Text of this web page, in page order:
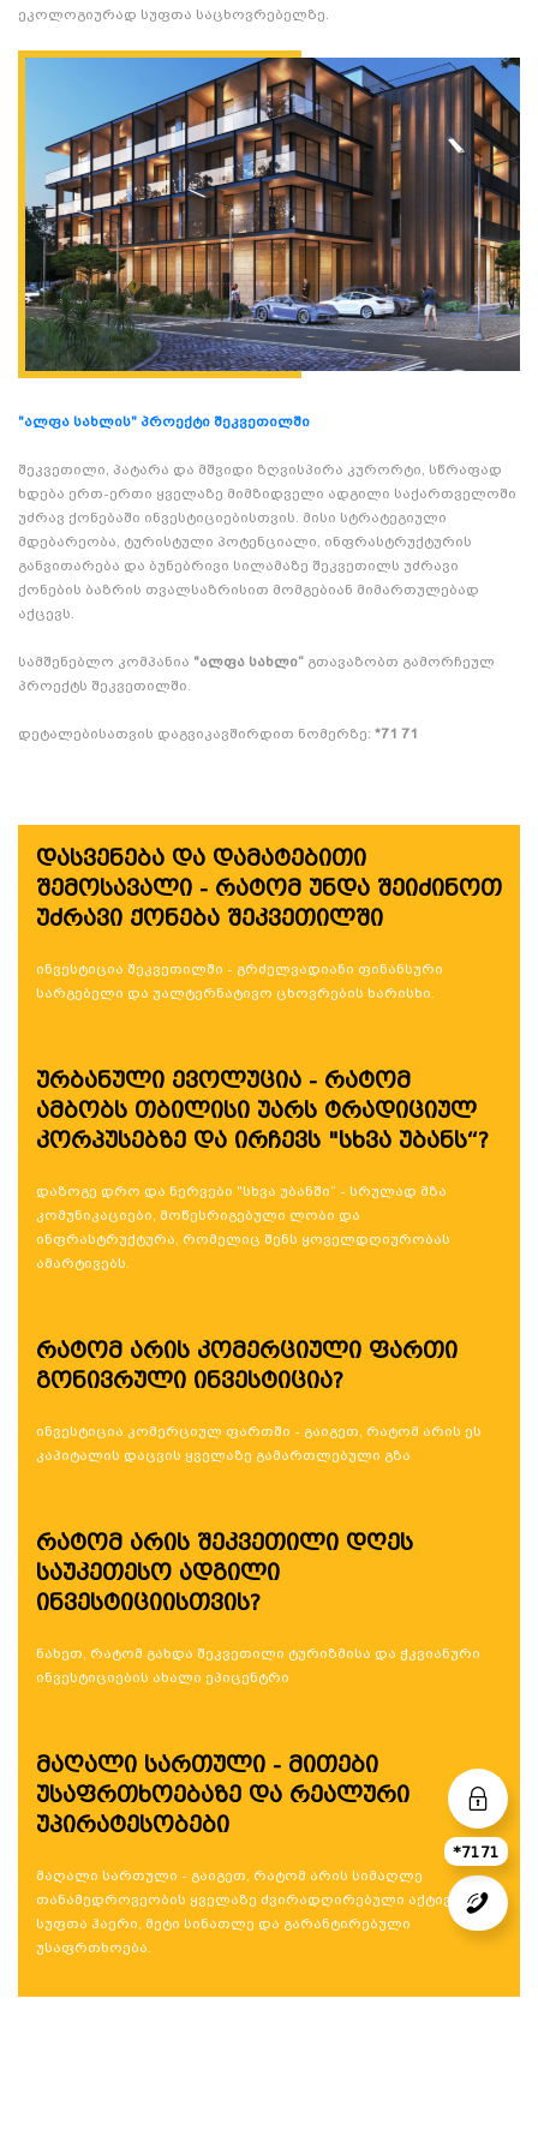
*7171
ეკოლოგიურად სუფთა საცხოვრებელზე.
"ალფა სახლის" პროექტი შეკვეთილში
შეკვეთილი, პატარა და მშვიდი ზღვისპირა კურორტი, სწრაფად
ხდება ერთ-ერთი ყველაზე მიმზიდველი ადგილი საქართველოში
უძრავ ქონებაში ინვესტიციებისთვის. მისი სტრატეგიული
მდებარეობა, ტურისტული პოტენციალი, ინფრასტრუქტურის
განვითარება და ბუნებრივი სილამაზე შეკვეთილს უძრავი
ქონების ბაზრის თვალსაზრისით მომგებიან მიმართულებად
აქცევს.
სამშენებლო კომპანია "ალფა სახლი“ გთავაზობთ გამორჩეულ
პროექტს შეკვეთილში.
დეტალებისათვის დაგვიკავშირდით ნომერზე: *71 71
დასვენება და დამატებითი
შემოსავალი - რატომ უნდა შეიძინოთ
უძრავი ქონება შეკვეთილში
ინვესტიცია შეკვეთილში - გრძელვადიანი ფინანსური
სარგებელი და უალტერნატივო ცხოვრების ხარისხი.
ურბანული ევოლუცია - რატომ
ამბობს თბილისი უარს ტრადიციულ
კორპუსებზე და ირჩევს "სხვა უბანს“?
დაზოგე დრო და ნერვები "სხვა უბანში“ - სრულად მზა
კომუნიკაციები, მოწესრიგებული ლობი და
ინფრასტრუქტურა, რომელიც შენს ყოველდღიურობას
ამარტივებს.
რატომ არის კომერციული ფართი
გონივრული ინვესტიცია?
ინვესტიცია კომერციულ ფართში - გაიგეთ, რატომ არის ეს
კაპიტალის დაცვის ყველაზე გამართლებული გზა
რატომ არის შეკვეთილი დღეს
საუკეთესო ადგილი
ინვესტიციისთვის?
ნახეთ, რატომ გახდა შეკვეთილი ტურიზმისა და ჭკვიანური
ინვესტიციების ახალი ეპიცენტრი
მაღალი სართული - მითები
უსაფრთხოებაზე და რეალური
უპირატესობები
მაღალი სართული - გაიგეთ, რატომ არის სიმაღლე
თანამედროვეობის ყველაზე ძვირადღირებული აქტივი:
სუფთა ჰაერი, მეტი სინათლე და გარანტირებული
უსაფრთხოება.